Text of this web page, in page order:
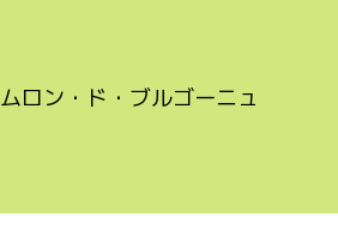
ムロン・ド・ブルゴーニュ